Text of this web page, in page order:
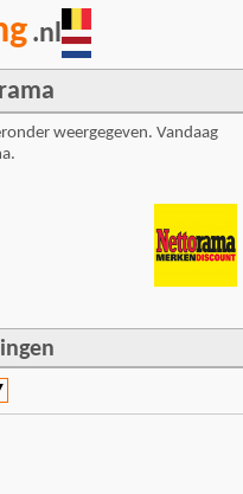
.nl
weergegeven. Vandaag